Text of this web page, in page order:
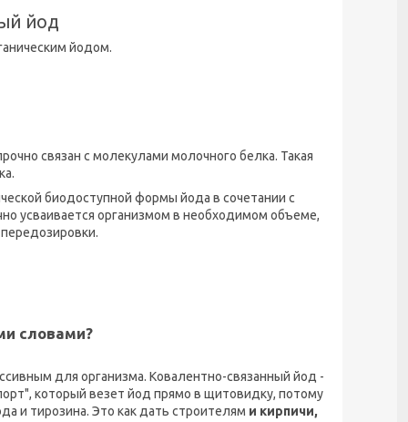
йод
йодом.
связан с молекулами молочного белка. Такая
биодоступной формы йода в сочетании с
усваивается организмом в необходимом объеме,
словами?
для организма. Ковалентно-связанный йод -
который везет йод прямо в щитовидку, потому
и тирозина. Это как дать строителям и кирпичи,